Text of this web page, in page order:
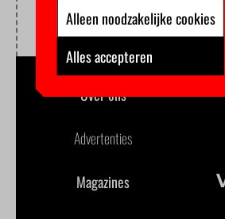
Over ons
Advertenties
Magazines
Alleen noodzakelijke cookies
Alles accepteren